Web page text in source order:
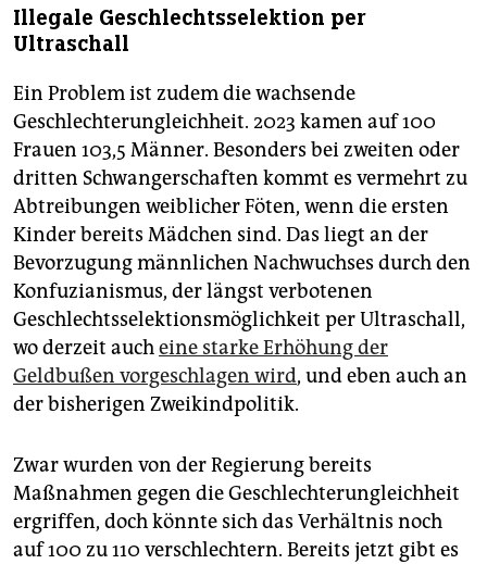
Illegale Geschlechtsselektion per
Ultraschall
Ein Problem ist zudem die wachsende
Geschlechterungleichheit. 2023 kamen auf 100
Frauen 103,5 Männer. Besonders bei zweiten oder
dritten Schwangerschaften kommt es vermehrt zu
Abtreibungen weiblicher Föten, wenn die ersten
Kinder bereits Mädchen sind. Das liegt an der
Bevorzugung männlichen Nachwuchses durch den
Konfuzianismus, der längst verbotenen
Geschlechtsselektionsmöglichkeit per Ultraschall,
wo derzeit aucheine starke Erhöhung der
Geldbußen vorgeschlagen wird, und eben auch an
der bisherigen Zweikindpolitik.
Zwar wurden von der Regierung bereits
Maßnahmen gegen die Geschlechterungleichheit
ergriffen, doch könnte sich das Verhältnis noch
auf 100 zu 110 verschlechtern. Bereits jetzt gibt es